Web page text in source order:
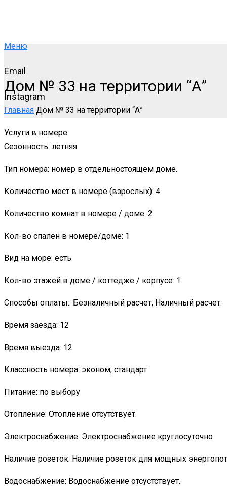
Меню
Email
Instagram
Дом № 33 на территории “А”
Главная Дом № 33 на территории “А”
Услуги в номере
Сезонность: летняя
Тип номера: номер в отдельностоящем доме.
Количество мест в номере (взрослых): 4
Количество комнат в номере / доме: 2
Кол-во спален в номере/доме: 1
Вид на море: есть.
Кол-во этажей в доме / коттедже / корпусе: 1
Способы оплаты:: Безналичный расчет, Наличный расчет.
Время заезда: 12
Время выезда: 12
Классность номера: эконом, стандарт
Питание: по выбору
Отопление: Отопление отсутствует.
Электроснабжение: Электроснабжение круглосуточно
Наличие розеток: Наличие розеток для мощных
Водоснабжение: Водоснабжение отсустствует.